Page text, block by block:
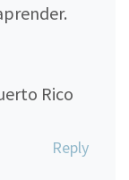
Rico
Reply